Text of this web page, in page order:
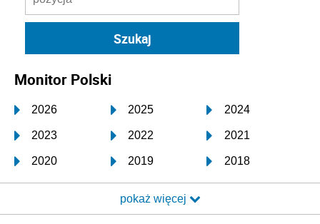
Monitor Polski
2026 2025 2024
2023 2022 2021
2020 2019 2018
2017 2016 2015
2014 2013 2012
pokaż więcej